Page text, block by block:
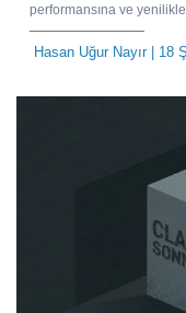
performansına ve
Hasan Uğur Nayır| 18